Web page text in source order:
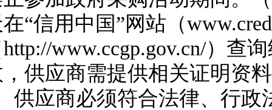
“信用中国”网站（
www.ccgp.gov.cn/）查
供应商需提供相关证明资
供应商必须符合法律、行